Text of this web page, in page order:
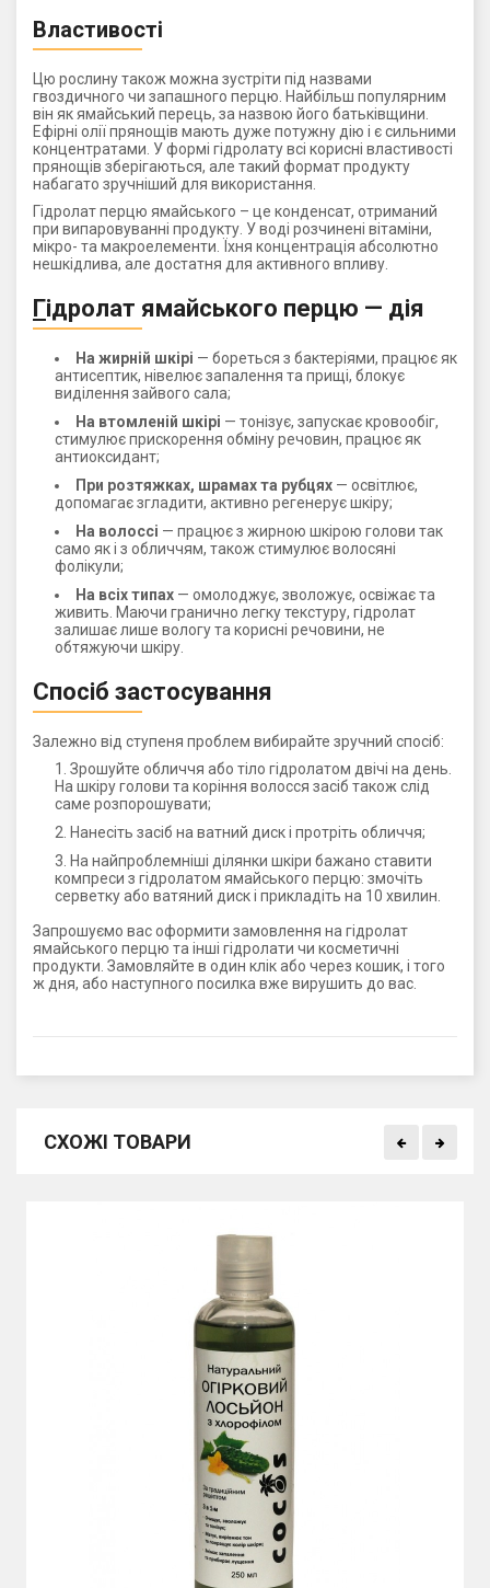
Властивості
Цю рослину також можна зустріти під назвами
гвоздичного чи запашного перцю. Найбільш популярним
він як ямайський перець, за назвою його батьківщини.
Ефірні олії прянощів мають дуже потужну дію і є сильними
концентратами. У формі гідролату всі корисні властивості
прянощів зберігаються, але такий формат продукту
набагато зручніший для використання.
Гідролат перцю ямайського – це конденсат, отриманий
при випаровуванні продукту. У воді розчинені вітаміни,
мікро- та макроелементи. Їхня концентрація абсолютно
нешкідлива, але достатня для активного впливу.
Гідролат ямайського перцю — дія
На жирній шкірі — бореться з бактеріями, працює як
антисептик, нівелює запалення та прищі, блокує
виділення зайвого сала;
На втомленій шкірі — тонізує, запускає кровообіг,
стимулює прискорення обміну речовин, працює як
антиоксидант;
При розтяжках, шрамах та рубцях — освітлює,
допомагає згладити, активно регенерує шкіру;
На волоссі — працює з жирною шкірою голови так
само як і з обличчям, також стимулює волосяні
фолікули;
На всіх типах — омолоджує, зволожує, освіжає та
живить. Маючи гранично легку текстуру, гідролат
залишає лише вологу та корисні речовини, не
обтяжуючи шкіру.
Спосіб застосування
Залежно від ступеня проблем вибирайте зручний спосіб:
Зрошуйте обличчя або тіло гідролатом двічі на день.
На шкіру голови та коріння волосся засіб також слід
саме розпорошувати;
Нанесіть засіб на ватний диск і протріть обличчя;
На найпроблемніші ділянки шкіри бажано ставити
компреси з гідролатом ямайського перцю: змочіть
серветку або ватяний диск і прикладіть на 10 хвилин.
Запрошуємо вас оформити замовлення на гідролат
ямайського перцю та інші гідролати чи косметичні
продукти. Замовляйте в один клік або через кошик, і того
ж дня, або наступного посилка вже вирушить до вас.
СХОЖІ ТОВАРИ